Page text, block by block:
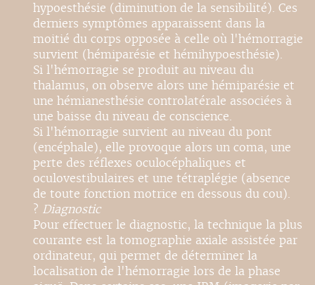
hypoesthésie (diminution de la sensibilité). Ces
derniers symptômes apparaissent dans la
moitié du corps opposée à celle où l'hémorragie
survient (hémiparésie et hémihypoesthésie).
Si l'hémorragie se produit au niveau du
thalamus, on observe alors une hémiparésie et
une hémianesthésie controlatérale associées à
une baisse du niveau de conscience.
Si l'hémorragie survient au niveau du pont
(encéphale), elle provoque alors un coma, une
perte des réflexes oculocéphaliques et
oculovestibulaires et une tétraplégie (absence
de toute fonction motrice en dessous du cou).
? Diagnostic
Pour effectuer le diagnostic, la technique la plus
courante est la tomographie axiale assistée par
ordinateur, qui permet de déterminer la
localisation de l'hémorragie lors de la phase